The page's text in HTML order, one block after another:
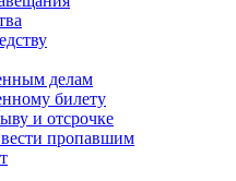
делам
билету
и отсрочке
пропавшим